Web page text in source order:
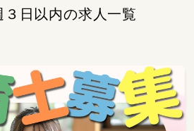
日以内の求人一覧